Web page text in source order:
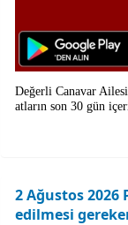
Değerli Canavar
atların son 30 gün
2 Ağustos
edilmesi